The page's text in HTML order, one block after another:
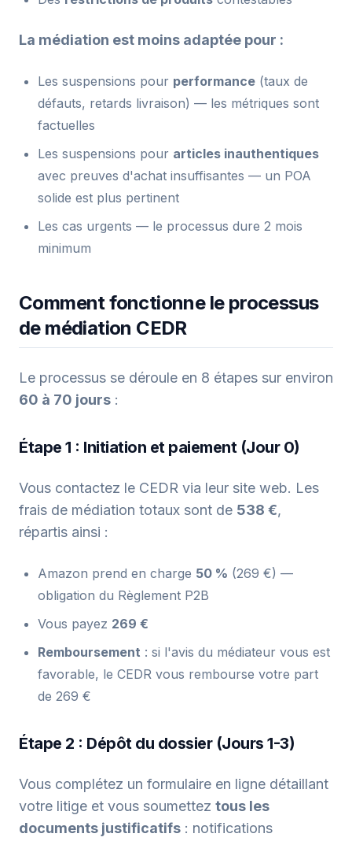
La médiation est moins adaptée pour :
Les suspensions pour performance (taux de
défauts, retards livraison) — les métriques sont
factuelles
Les suspensions pour articles inauthentiques
avec preuves d'achat insuffisantes — un POA
solide est plus pertinent
Les cas urgents — le processus dure 2 mois
minimum
Comment fonctionne le processus
de médiation CEDR
Le processus se déroule en 8 étapes sur environ
60 à 70 jours :
Étape 1 : Initiation et paiement (Jour 0)
Vous contactez le CEDR via leur site web. Les
frais de médiation totaux sont de 538 €,
répartis ainsi :
Amazon prend en charge 50 % (269 €) —
obligation du Règlement P2B
Vous payez 269 €
Remboursement : si l'avis du médiateur vous est
favorable, le CEDR vous rembourse votre part
de 269 €
Étape 2 : Dépôt du dossier (Jours 1-3)
Vous complétez un formulaire en ligne détaillant
votre litige et vous soumettez tous les
documents justificatifs : notifications